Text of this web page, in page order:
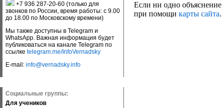
+7 936 287-20-60 (только для
звонков по России, время работы: с 9.00
до 18.00 по Московскому времени)
Мы также доступны в Telegram и
WhatsApp. Важная информация будет
публиковаться на канале Telegram по
ссылке telegram.me/InfoVernadsky
E-mail: info@vernadsky.info
Социальные группы:
Для учеников
Если ни одно объяснение
при помощи карты сайта.